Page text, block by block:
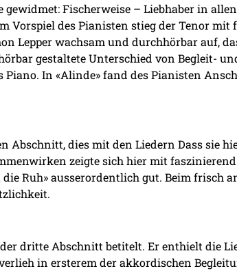
gewidmet: Fischerweise – Liebhaber in
Vorspiel des Pianisten stieg der Tenor
Lepper wachsam und durchhörbar auf,
gestaltete Unterschied von Begleit-
Piano. In «Alinde» fand des Pianisten
Abschnitt, dies mit den Liedern Dass sie
zeigte sich hier mit
Ruh» ausserordentlich gut. Beim frisch
dritte Abschnitt betitelt. Er enthielt die
in ersterem der akkordischen